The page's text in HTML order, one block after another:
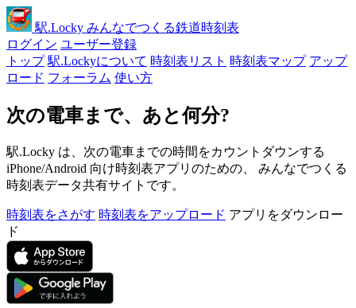
駅.Locky みんなでつくる鉄道時刻表
ログイン ユーザー登録
トップ 駅.Lockyについて 時刻表リスト 時刻表マップ アップ
ロード フォーラム 使い方
次の電車まで、あと何分?
駅.Locky は、次の電車までの時間をカウントダウンする
iPhone/Android 向け時刻表アプリのための、 みんなでつくる
時刻表データ共有サイトです。
時刻表をさがす 時刻表をアップロード アプリをダウンロー
ド